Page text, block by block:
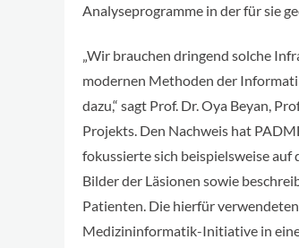
Analyseprogramme in der für sie
„Wir brauchen dringend solche
modernen Methoden der
dazu,“ sagt Prof. Dr. Oya Beyan,
Projekts. Den Nachweis hat
fokussierte sich beispielsweise auf
Bilder der Läsionen sowie
Patienten. Die hierfür
Medizininformatik-Initiative in